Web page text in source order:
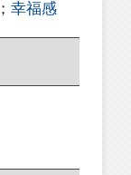
； 幸福感